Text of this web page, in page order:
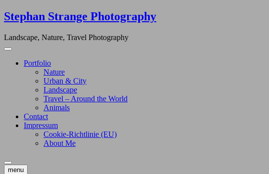
Skip
to
Stephan Strange Photography
Landscape, Nature, Travel Photography
Portfolio
Nature
Urban & City
Landscape
Travel – Around the World
Animals
Contact
Impressum
Cookie-Richtlinie (EU)
About Me
menu